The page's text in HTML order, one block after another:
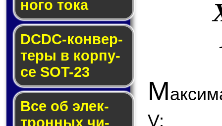
но­го то­ка
DCDC-кон­вер­
те­ры в кор­пу­
се SOT-23
Все об элек­
трон­ных чи­
М
V;